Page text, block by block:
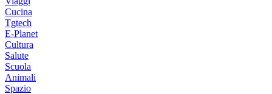
Cucina
Tgtech
E-Planet
Cultura
Salute
Scuola
Animali
Spazio